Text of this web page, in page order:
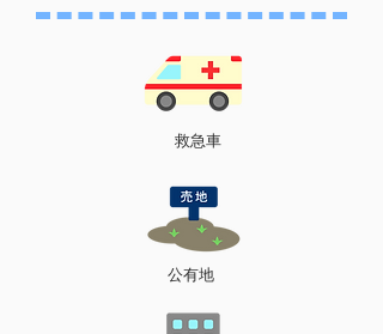
救急車
公有地